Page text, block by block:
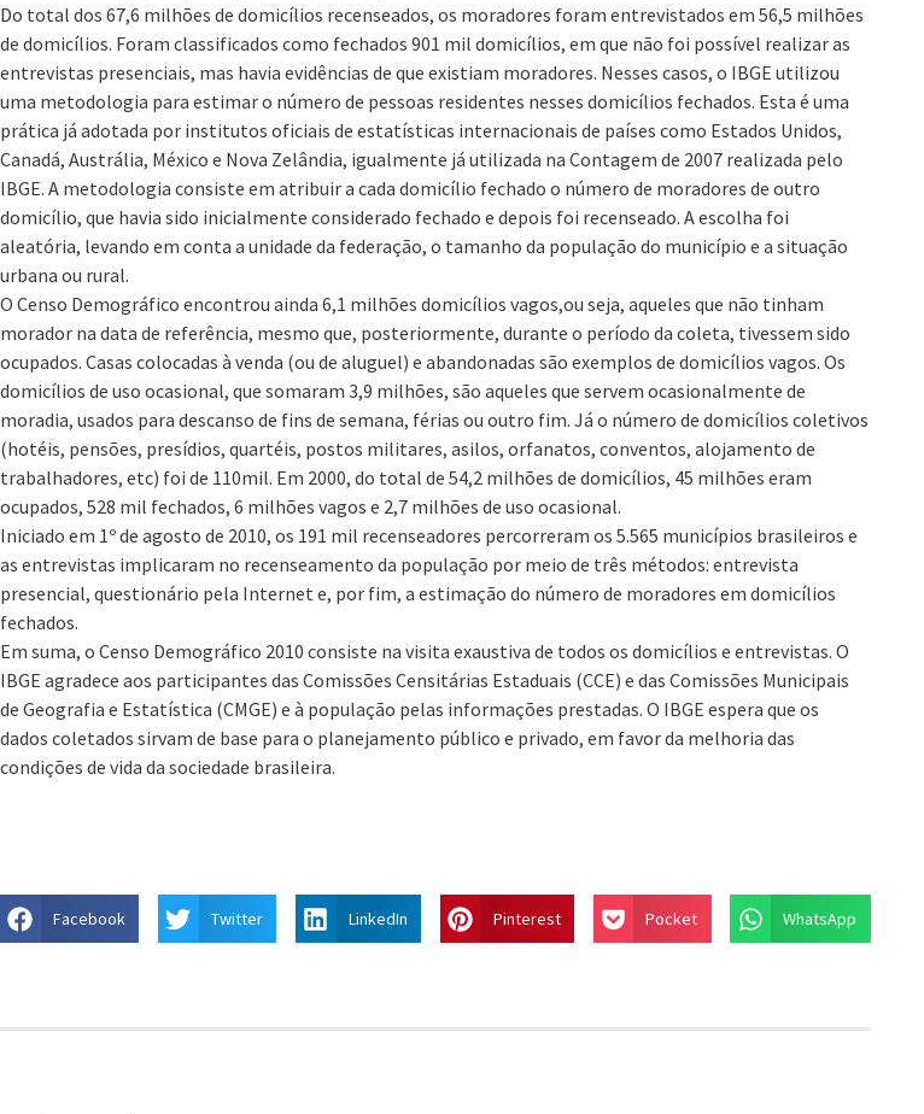
Do total dos 67,6 milhões de domicílios recenseados, os moradores foram entrevistados em 56,5 milhões
de domicílios. Foram classificados como fechados 901 mil domicílios, em que não foi possível realizar as
entrevistas presenciais, mas havia evidências de que existiam moradores. Nesses casos, o IBGE utilizou
uma metodologia para estimar o número de pessoas residentes nesses domicílios fechados. Esta é uma
prática já adotada por institutos oficiais de estatísticas internacionais de países como Estados Unidos,
Canadá, Austrália, México e Nova Zelândia, igualmente já utilizada na Contagem de 2007 realizada pelo
IBGE. A metodologia consiste em atribuir a cada domicílio fechado o número de moradores de outro
domicílio, que havia sido inicialmente considerado fechado e depois foi recenseado. A escolha foi
aleatória, levando em conta a unidade da federação, o tamanho da população do município e a situação
urbana ou rural.
O Censo Demográfico encontrou ainda 6,1 milhões domicílios vagos,ou seja, aqueles que não tinham
morador na data de referência, mesmo que, posteriormente, durante o período da coleta, tivessem sido
ocupados. Casas colocadas à venda (ou de aluguel) e abandonadas são exemplos de domicílios vagos. Os
domicílios de uso ocasional, que somaram 3,9 milhões, são aqueles que servem ocasionalmente de
moradia, usados para descanso de fins de semana, férias ou outro fim. Já o número de domicílios coletivos
(hotéis, pensões, presídios, quartéis, postos militares, asilos, orfanatos, conventos, alojamento de
trabalhadores, etc) foi de 110mil. Em 2000, do total de 54,2 milhões de domicílios, 45 milhões eram
ocupados, 528 mil fechados, 6 milhões vagos e 2,7 milhões de uso ocasional.
Iniciado em 1º de agosto de 2010, os 191 mil recenseadores percorreram os 5.565 municípios brasileiros e
as entrevistas implicaram no recenseamento da população por meio de três métodos: entrevista
presencial, questionário pela Internet e, por fim, a estimação do número de moradores em domicílios
fechados.
Em suma, o Censo Demográfico 2010 consiste na visita exaustiva de todos os domicílios e entrevistas. O
IBGE agradece aos participantes das Comissões Censitárias Estaduais (CCE) e das Comissões Municipais
de Geografia e Estatística (CMGE) e à população pelas informações prestadas. O IBGE espera que os
dados coletados sirvam de base para o planejamento público e privado, em favor da melhoria das
condições de vida da sociedade brasileira.
Facebook Twitter LinkedIn Pinterest Pocket WhatsApp